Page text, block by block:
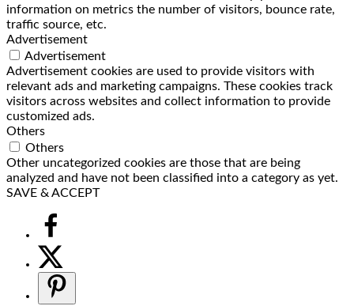
information on metrics the number of visitors, bounce rate,
traffic source, etc.
Advertisement
Advertisement
Advertisement cookies are used to provide visitors with
relevant ads and marketing campaigns. These cookies track
visitors across websites and collect information to provide
customized ads.
Others
Others
Other uncategorized cookies are those that are being
analyzed and have not been classified into a category as yet.
SAVE & ACCEPT